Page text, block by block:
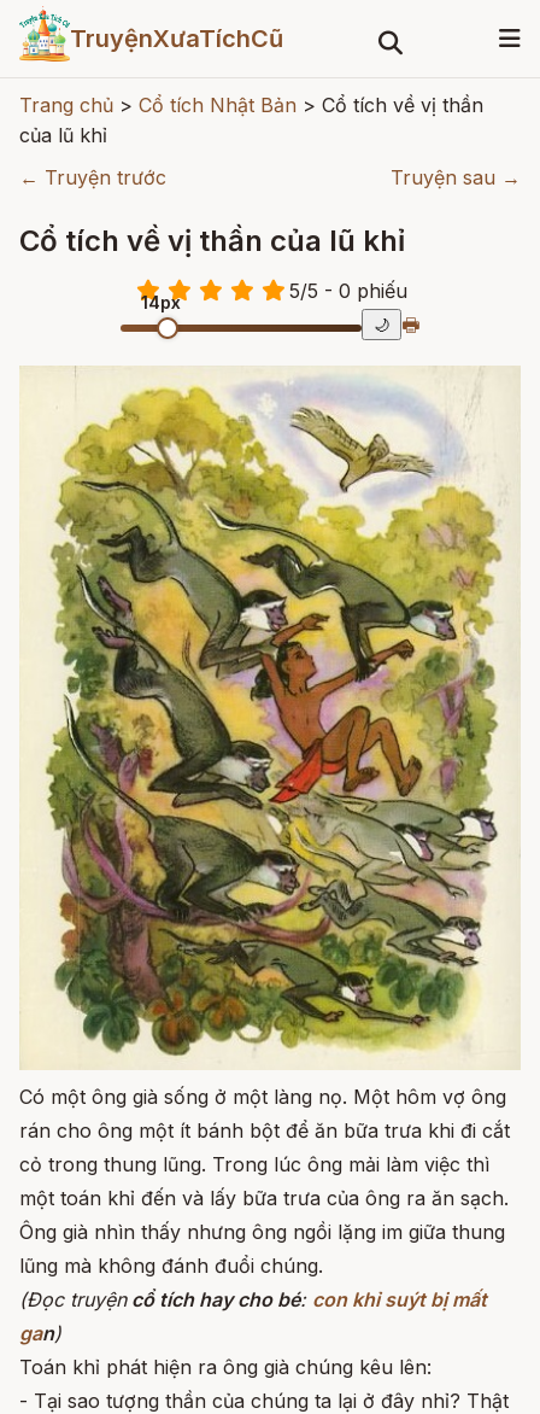
TruyệnXưaTíchCũ
Trang chủ > Cổ tích Nhật Bản > Cổ tích về vị thần
của lũ khỉ
← Truyện trước
Truyện sau →
Cổ tích về vị thần của lũ khỉ
5/5 - 0 phiếu
14px
🌙 🖶
Có một ông già sống ở một làng nọ. Một hôm vợ ông
rán cho ông một ít bánh bột để ăn bữa trưa khi đi cắt
cỏ trong thung lũng. Trong lúc ông mải làm việc thì
một toán khỉ đến và lấy bữa trưa của ông ra ăn sạch.
Ông già nhìn thấy nhưng ông ngồi lặng im giữa thung
lũng mà không đánh đuổi chúng.
(Đọc truyệncổ tích hay cho bé: con khỉ suýt bị mất
gan)
Toán khỉ phát hiện ra ông già chúng kêu lên:
- Tại sao tượng thần của chúng ta lại ở đây nhỉ? Thật